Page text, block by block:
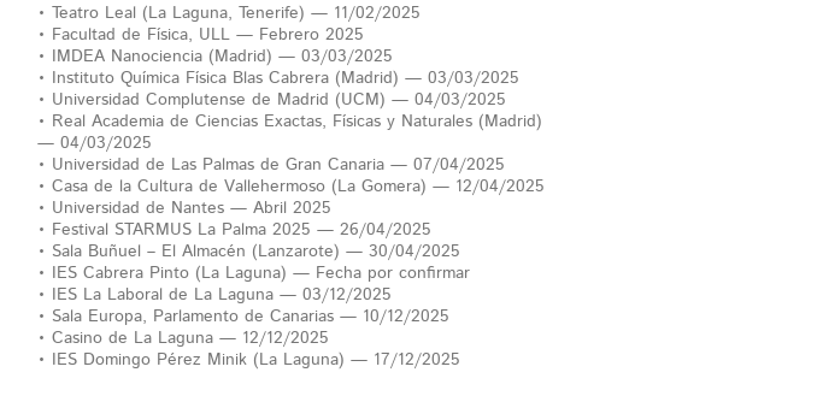
• Teatro Leal (La Laguna, Tenerife) — 11/02/2025
• Facultad de Física, ULL — Febrero 2025
• IMDEA Nanociencia (Madrid) — 03/03/2025
• Instituto Química Física Blas Cabrera (Madrid) — 03/03/2025
• Universidad Complutense de Madrid (UCM) — 04/03/2025
• Real Academia de Ciencias Exactas, Físicas y Naturales (Madrid)
— 04/03/2025
• Universidad de Las Palmas de Gran Canaria — 07/04/2025
• Casa de la Cultura de Vallehermoso (La Gomera) — 12/04/2025
• Universidad de Nantes — Abril 2025
• Festival STARMUS La Palma 2025 — 26/04/2025
• Sala Buñuel – El Almacén (Lanzarote) — 30/04/2025
• IES Cabrera Pinto (La Laguna) — Fecha por confirmar
• IES La Laboral de La Laguna — 03/12/2025
• Sala Europa, Parlamento de Canarias — 10/12/2025
• Casino de La Laguna — 12/12/2025
• IES Domingo Pérez Minik (La Laguna) — 17/12/2025